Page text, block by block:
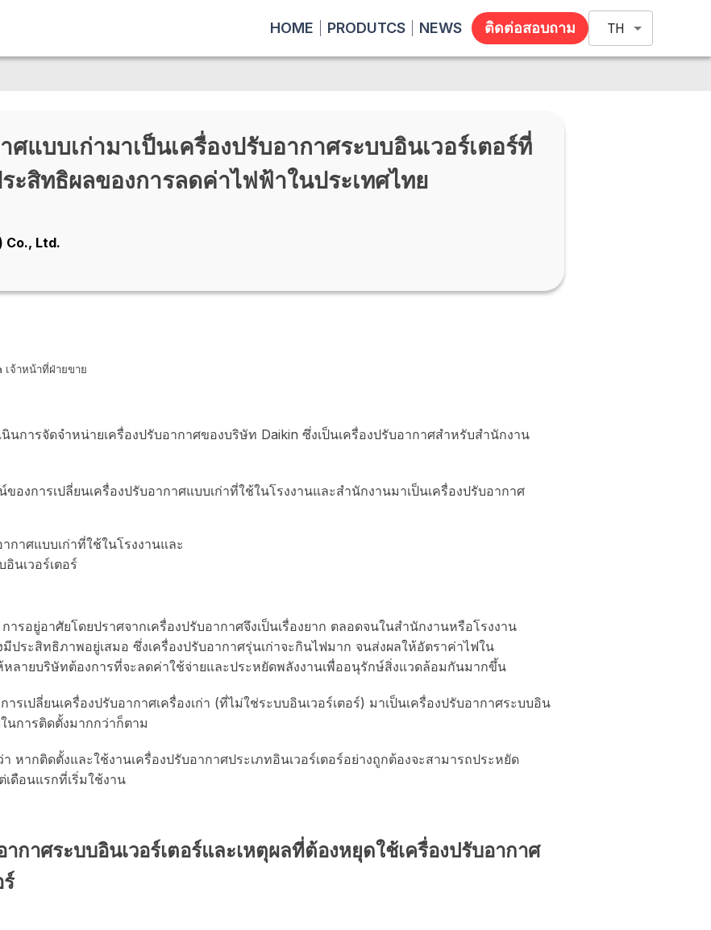
HOME PRODUTCS NEWS ติดต่อสอบถาม TH
ศแบบเก่ามาเป็นเครื่องปรับอากาศระบบอินเวอร์เตอร์ที่
ะสิทธิผลของการลดค่าไฟฟ้าในประเทศไทย
Co., Ltd.
จ้าหน้าที่ฝ่ายขาย
นการจัดจำหน่ายเครื่องปรับอากาศของบริษัท Daikin ซึ่งเป็นเครื่องปรับอากาศสำหรับสำนักงาน
องการเปลี่ยนเครื่องปรับอากาศแบบเก่าที่ใช้ในโรงงานและสำนักงานมาเป็นเครื่องปรับอากาศ
ารอยู่อาศัยโดยปราศจากเครื่องปรับอากาศจึงเป็นเรื่องยาก ตลอดจนในสำนักงานหรือโรงงาน
มีประสิทธิภาพอยู่เสมอ ซึ่งเครื่องปรับอากาศรุ่นเก่าจะกินไฟมาก จนส่งผลให้อัตราค่าไฟใน
หลายบริษัทต้องการที่จะลดค่าใช้จ่ายและประหยัดพลังงานเพื่ออนุรักษ์สิ่งแวดล้อมกันมากขึ้น
รเปลี่ยนเครื่องปรับอากาศเครื่องเก่า (ที่ไม่ใช่ระบบอินเวอร์เตอร์) มาเป็นเครื่องปรับอากาศระบบอิน
ในการติดตั้งมากกว่าก็ตาม
หากติดตั้งและใช้งานเครื่องปรับอากาศประเภทอินเวอร์เตอร์อย่างถูกต้องจะสามารถประหยัด
ดือนแรกที่เริ่มใช้งาน
กาศระบบอินเวอร์เตอร์และเหตุผลที่ต้องหยุดใช้เครื่องปรับอากาศ